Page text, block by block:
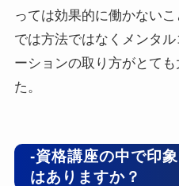
っては効果的に働かない
では方法ではなくメンタ
ーションの取り方がとて
た。
-資格講座の中で印
はありますか？